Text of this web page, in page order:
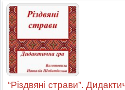
“Різдвяні страви”.